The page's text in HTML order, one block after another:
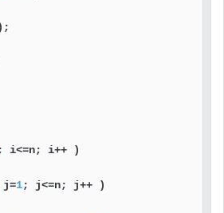
; i<=n; i++ )
j=1; j<=n; j++ )